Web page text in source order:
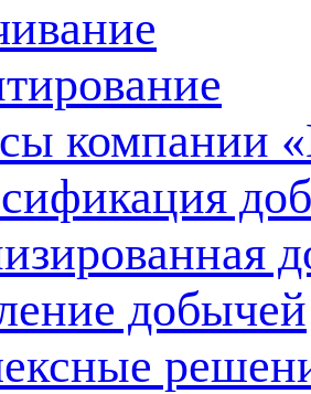
компании
добычей